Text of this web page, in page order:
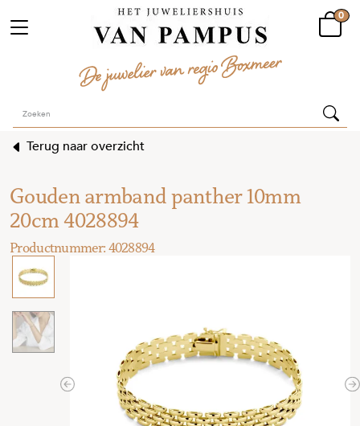
0
Terug naar overzicht
Gouden armband panther 10mm
20cm 4028894
Previous